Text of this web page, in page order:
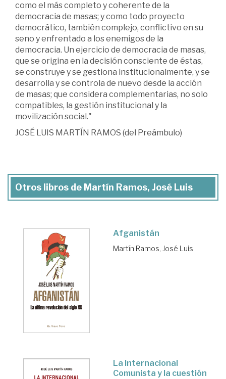
como el más completo y coherente de la
democracia de masas; y como todo proyecto
democrático, también complejo, conflictivo en su
seno y enfrentado a los enemigos de la
democracia. Un ejercicio de democracia de masas,
que se origina en la decisión consciente de éstas,
se construye y se gestiona institucionalmente, y se
desarrolla y se controla de nuevo desde la acción
de masas; que considera complementarias, no solo
compatibles, la gestión institucional y la
movilización social."
JOSÉ LUIS MARTÍN RAMOS (del Preámbulo)
Otros libros de Martín Ramos, José Luis
Afganistán
Martín Ramos, José Luis
La Internacional
Comunista y la cuestión